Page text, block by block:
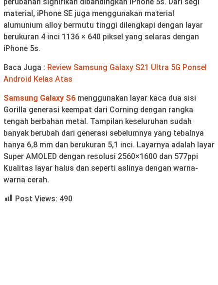
material, iPhone SE juga menggunakan material
alumunium alloy bermutu tinggi dilengkapi dengan layar
berukuran 4 inci 1136 × 640 piksel yang selaras dengan
iPhone 5s.
Baca Juga : Review Samsung Galaxy S21 Ultra 5G Ponsel
Android Kelas Atas
Samsung Galaxy S6 menggunakan layar kaca dua sisi
Gorilla generasi keempat dari Corning dengan rangka
tengah berbahan metal. Tampilan keseluruhan sudah
banyak berubah dari generasi sebelumnya yang tebalnya
hanya 6,8 mm dan berukuran 5,1 inci. Layarnya adalah layar
Super AMOLED dengan resolusi 2560×1600 dan 577ppi
Kualitas layar halus dan seperti aslinya dengan warna-
warna cerah.
Post Views: 490